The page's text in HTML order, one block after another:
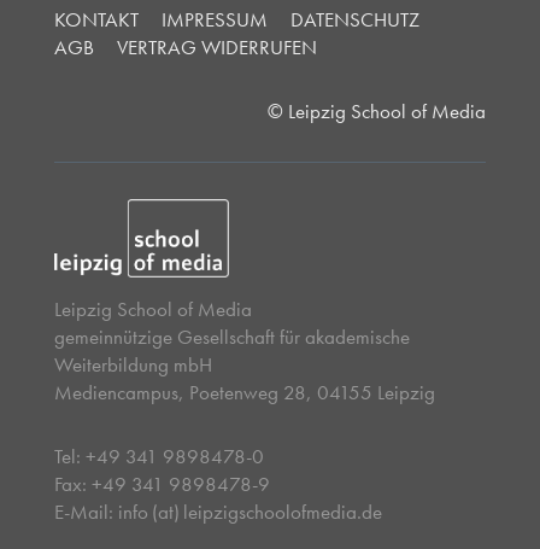
KONTAKT IMPRESSUM
DATENSCHUTZ
AGB
VERTRAG WIDERRUFEN
© Leipzig School of Media
Leipzig School of Media
gemeinnützige Gesellschaft für akademische
Weiterbildung mbH
Mediencampus, Poetenweg 28, 04155 Leipzig
Tel: +49 341 9898478-0
Fax: +49 341 9898478-9
E-Mail: info (at) leipzigschoolofmedia.de